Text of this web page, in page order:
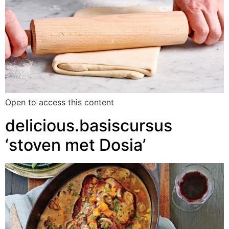
Open to access this content
delicious.basiscursus
‘stoven met Dosia’